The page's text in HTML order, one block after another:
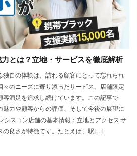
力とは？立地・サービスを徹底解析
自の体験は、訪れる顧客にとって忘れられ
のニーズに寄り添ったサービス、店舗限定
満足を追求し続けています。この記事で
力や顧客からの評価、そして今後の展望に
シスコン店舗の基本情報：立地とアクセス サ
の良さが特徴です。たとえば、駅 […]